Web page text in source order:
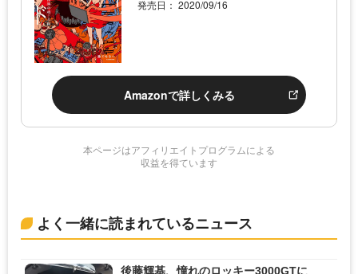
発売日： 2020/09/16
Amazonで詳しくみる
本ページはアフィリエイトプログラムによる
収益を得ています
よく一緒に読まれているニュース
後藤輝基、憧れのロッキー3000GTに